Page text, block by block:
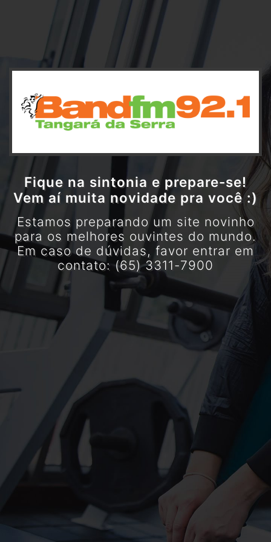
Fique na sintonia e prepare-se!
Vem aí muita novidade pra você :)
Estamos preparando um site novinho
para os melhores ouvintes do mundo.
Em caso de dúvidas, favor entrar em
contato: (65) 3311-7900